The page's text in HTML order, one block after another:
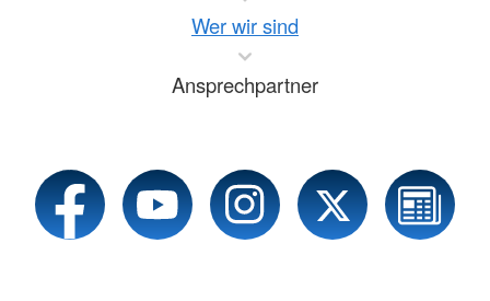
Wer wir sind
Ansprechpartner